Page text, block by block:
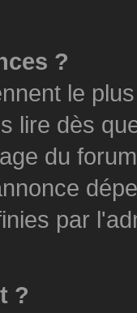
?
le
lire dès
du
par
?